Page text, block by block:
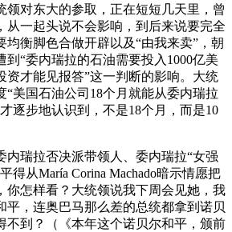
对东大的参取，正在短短几天里，曾
从一起头说不会影响，到后来说要完全
均衡脚色合做开辟以及“由我来卖”，朝
到“委内瑞拉的石油需要投入1000亿美
资才能见报答”这一判断的影响。大统
“美国石油公司18个月就能从委内瑞拉
逐步地认识到，不是18个月，而是10
瑞拉否决派带领人、委内瑞拉“女强
得从María Corina Machado暗示情愿把
你怎样看？大统领说我下周会见她，我
平，连奥巴马那么差的总统都拿到诺贝
不到？（《本年这个诺贝尔和平，颁前